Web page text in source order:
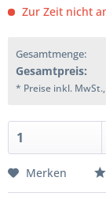
Zur Zeit nicht
Gesamtmenge:
Gesamtpreis:
* Preise inkl.
Merken